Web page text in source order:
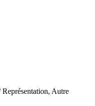
Autre